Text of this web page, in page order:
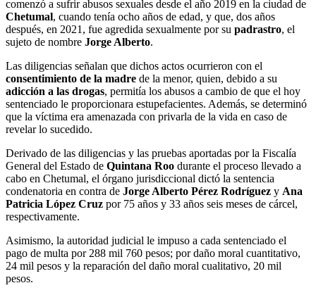
comenzó a sufrir abusos sexuales desde el año 2019 en la ciudad de
Chetumal, cuando tenía ocho años de edad, y que, dos años
después, en 2021, fue agredida sexualmente por su padrastro, el
sujeto de nombre Jorge Alberto.
Las diligencias señalan que dichos actos ocurrieron con el
consentimiento de la madre de la menor, quien, debido a su
adicción a las drogas, permitía los abusos a cambio de que el hoy
sentenciado le proporcionara estupefacientes. Además, se determinó
que la víctima era amenazada con privarla de la vida en caso de
revelar lo sucedido.
Derivado de las diligencias y las pruebas aportadas por la Fiscalía
General del Estado de Quintana Roo durante el proceso llevado a
cabo en Chetumal, el órgano jurisdiccional dictó la sentencia
condenatoria en contra de Jorge Alberto Pérez Rodríguez y Ana
Patricia López Cruz por 75 años y 33 años seis meses de cárcel,
respectivamente.
Asimismo, la autoridad judicial le impuso a cada sentenciado el
pago de multa por 288 mil 760 pesos; por daño moral cuantitativo,
24 mil pesos y la reparación del daño moral cualitativo, 20 mil
pesos.